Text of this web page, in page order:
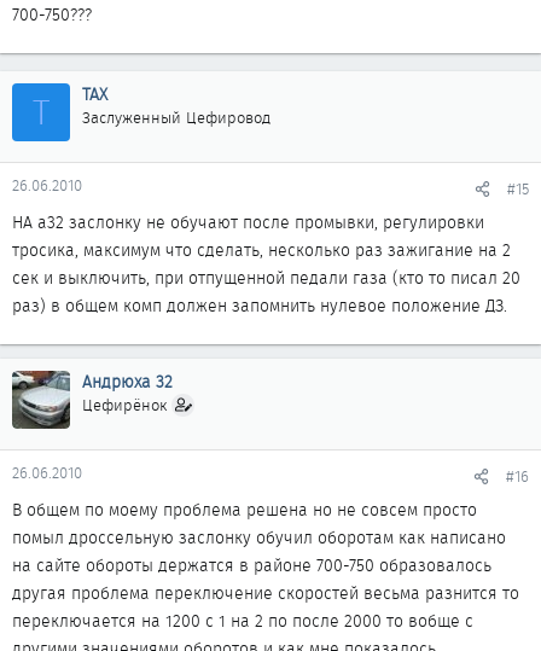
700-750???
Т ТАХ
Заслуженный Цефировод
26.06.2010 #15
НА а32 заслонку не обучают после промывки, регулировки
тросика, максимум что сделать, несколько раз зажигание на 2
сек и выключить, при отпущенной педали газа (кто то писал 20
раз) в общем комп должен запомнить нулевое положение ДЗ.
Андрюха 32
Цефирёнок
26.06.2010 #16
В общем по моему проблема решена но не совсем просто
помыл дроссельную заслонку обучил оборотам как написано
на сайте обороты держатся в районе 700-750 образовалось
другая проблема переключение скоростей весьма разнится то
переключается на 1200 с 1 на 2 по после 2000 то вобще с